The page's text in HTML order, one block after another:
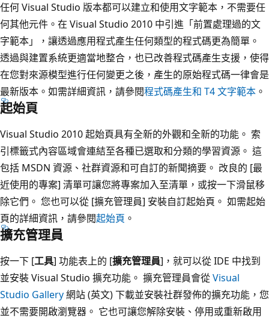
任何 Visual Studio 版本都可以建立和使用文字範本，不需要任
何其他元件。在 Visual Studio 2010 中引進「前置處理過的文
字範本」，讓透過應用程式產生任何類型的程式碼更為簡單。
透過與建置系統更適當地整合，也已改善程式碼產生支援，使得
在您對來源模型進行任何變更之後，產生的原始程式碼一律會是
最新版本。如需詳細資訊，請參閱程式碼產生和 T4 文字範本 。
起始頁
Visual Studio 2010 起始頁具有全新的外觀和全新的功能。 索
引標籤式內容區域會連結至各種已選取和分類的學習資源。 這
包括 MSDN 資源、社群資源和可自訂的新聞摘要。 改良的 [最
近使用的專案] 清單可讓您將專案加入至清單，或按一下滑鼠移
除它們。 您也可以從 [擴充管理員] 安裝自訂起始頁。 如需起始
頁的詳細資訊，請參閱起始頁 。
擴充管理員
按一下 [工具] 功能表上的 [擴充管理員]，就可以從 IDE 中找到
並安裝 Visual Studio 擴充功能。 擴充管理員會從Visual
Studio Gallery網站 (英文) 下載並安裝社群發佈的擴充功能，您
並不需要開啟瀏覽器。 它也可讓您解除安裝、停用或重新啟用